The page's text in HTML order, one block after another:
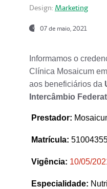
Design: Marketing
07 de maio, 2021
Informamos o
Clínica Mosaicum
aos beneficiários da
Intercâmbio
Prestador:
Matrícula:
Vigência: 10/05/
Especialidade: